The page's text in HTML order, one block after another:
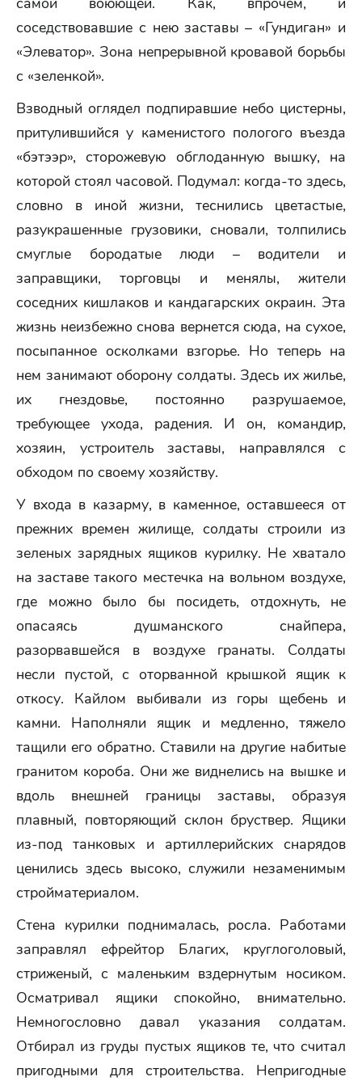
соседствовавшие с нею заставы – «Гундиган» и
«Элеватор». Зона непрерывной кровавой борьбы
с «зеленкой».
Взводный оглядел подпиравшие небо цистерны,
притулившийся у каменистого пологого въезда
«бэтээр», сторожевую обглоданную вышку, на
которой стоял часовой. Подумал: когда-то здесь,
словно в иной жизни, теснились цветастые,
разукрашенные грузовики, сновали, толпились
смуглые бородатые люди – водители и
заправщики, торговцы и менялы, жители
соседних кишлаков и кандагарских окраин. Эта
жизнь неизбежно снова вернется сюда, на сухое,
посыпанное осколками взгорье. Но теперь на
нем занимают оборону солдаты. Здесь их жилье,
их гнездовье, постоянно разрушаемое,
требующее ухода, радения. И он, командир,
хозяин, устроитель заставы, направлялся с
обходом по своему хозяйству.
У входа в казарму, в каменное, оставшееся от
прежних времен жилище, солдаты строили из
зеленых зарядных ящиков курилку. Не хватало
на заставе такого местечка на вольном воздухе,
где можно было бы посидеть, отдохнуть, не
опасаясь душманского снайпера,
разорвавшейся в воздухе гранаты. Солдаты
несли пустой, с оторванной крышкой ящик к
откосу. Кайлом выбивали из горы щебень и
камни. Наполняли ящик и медленно, тяжело
тащили его обратно. Ставили на другие набитые
гранитом короба. Они же виднелись на вышке и
вдоль внешней границы заставы, образуя
плавный, повторяющий склон бруствер. Ящики
из-под танковых и артиллерийских снарядов
ценились здесь высоко, служили незаменимым
стройматериалом.
Стена курилки поднималась, росла. Работами
заправлял ефрейтор Благих, круглоголовый,
стриженый, с маленьким вздернутым носиком.
Осматривал ящики спокойно, внимательно.
Немногословно давал указания солдатам.
Отбирал из груды пустых ящиков те, что считал
пригодными для строительства. Непригодные